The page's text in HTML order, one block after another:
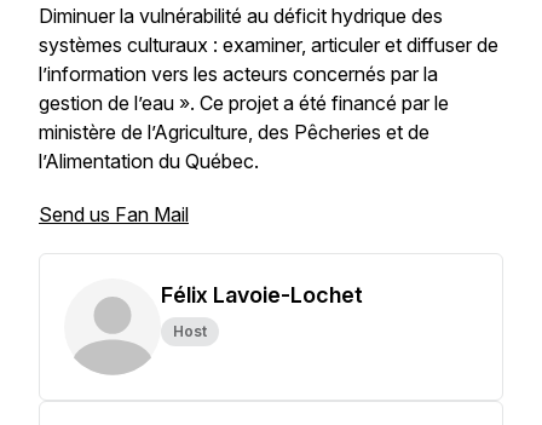
Diminuer la vulnérabilité au déficit hydrique des
systèmes culturaux : examiner, articuler et diffuser de
l’information vers les acteurs concernés par la
gestion de l’eau ». Ce projet a été financé par le
ministère de l’Agriculture, des Pêcheries et de
l’Alimentation du Québec.
Send us Fan Mail
Félix Lavoie-Lochet
Host